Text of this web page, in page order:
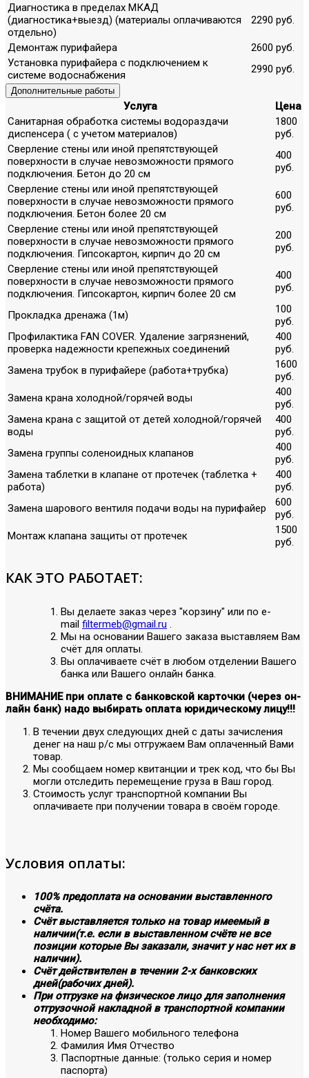
Диагностика в пределах МКАД
(диагностика+выезд) (материалы оплачиваются
отдельно)
2290 руб.
Демонтаж пурифайера
2600 руб.
Установка пурифайера с подключением к
системе водоснабжения
2990 руб.
Дополнительные работы
Услуга
Цена
Санитарная обработка системы водораздачи
диспенсера ( с учетом материалов)
1800
руб.
Сверление стены или иной препятствующей
поверхности в случае невозможности прямого
подключения. Бетон до 20 см
400
руб.
Сверление стены или иной препятствующей
поверхности в случае невозможности прямого
подключения. Бетон более 20 см
600
руб.
Сверление стены или иной препятствующей
поверхности в случае невозможности прямого
подключения. Гипсокартон, кирпич до 20 см
200
руб.
Сверление стены или иной препятствующей
поверхности в случае невозможности прямого
подключения. Гипсокартон, кирпич более 20 см
400
руб.
Прокладка дренажа (1м)
100
руб.
Профилактика FAN COVER. Удаление загрязнений,
проверка надежности крепежных соединений
400
руб.
Замена трубок в пурифайере (работа+трубка)
1600
руб.
Замена крана холодной/горячей воды
400
руб.
Замена крана с защитой от детей холодной/горячей
воды
400
руб.
Замена группы соленоидных клапанов
400
руб.
Замена таблетки в клапане от протечек (таблетка +
работа)
400
руб.
Замена шарового вентиля подачи воды на пурифайер
600
руб.
Монтаж клапана защиты от протечек
1500
руб.
КАК ЭТО РАБОТАЕТ:
Вы делаете заказ через "корзину" или по е-
mail filtermeb@gmail.ru .
Мы на основании Вашего заказа выставляем Вам
счёт для оплаты.
Вы оплачиваете счёт в любом отделении Вашего
банка или Вашего онлайн банка.
ВНИМАНИЕ при оплате с банковской карточки (через он-
лайн банк) надо выбирать оплата юридическому лицу!!!
В течении двух следующих дней с даты зачисления
денег на наш р/с мы отгружаем Вам оплаченный Вами
товар.
Мы сообщаем номер квитанции и трек код, что бы Вы
могли отследить перемещение груза в Ваш город.
Стоимость услуг транспортной компании Вы
оплачиваете при получении товара в своём городе.
Условия оплаты:
100% предоплата на основании выставленного
счёта.
Счёт выставляется только на товар имеемый в
наличии(т.е. если в выставленном счёте не все
позиции которые Вы заказали, значит у нас нет их в
наличии).
Счёт действителен в течении 2-х банковских
дней(рабочих дней).
При отгрузке на физическое лицо для заполнения
отгрузочной накладной в транспортной компании
необходимо:
Номер Вашего мобильного телефона
Фамилия Имя Отчество
Паспортные данные: (только серия и номер
паспорта)